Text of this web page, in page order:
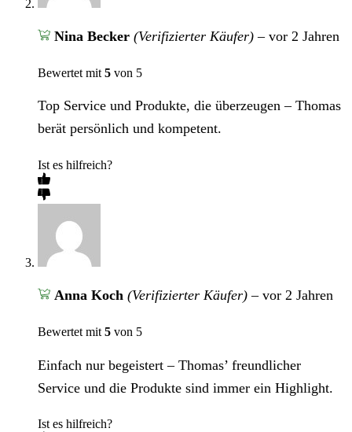
Nina Becker (Verifizierter Käufer) – vor 2 Jahren
Bewertet mit 5 von 5
Top Service und Produkte, die überzeugen – Thomas
berät persönlich und kompetent.
Ist es hilfreich?
Anna Koch (Verifizierter Käufer) – vor 2 Jahren
Bewertet mit 5 von 5
Einfach nur begeistert – Thomas’ freundlicher
Service und die Produkte sind immer ein Highlight.
Ist es hilfreich?